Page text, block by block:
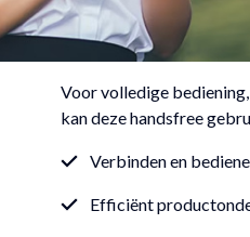
Voor volledige
kan deze handsfree
Verbinden en
Efficiënt